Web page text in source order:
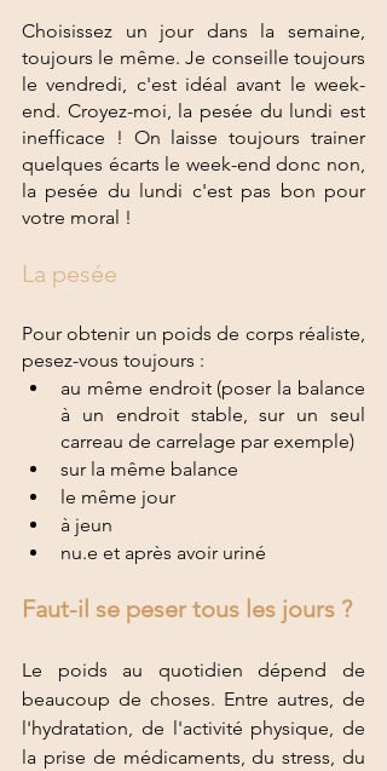
Choisissez un jour dans la semaine,
toujours le même. Je conseille toujours
le vendredi, c'est idéal avant le week-
end. Croyez-moi, la pesée du lundi est
inefficace ! On laisse toujours trainer
quelques écarts le week-end donc non,
la pesée du lundi c'est pas bon pour
votre moral !
La pesée
Pour obtenir un poids de corps réaliste,
pesez-vous toujours :
au même endroit (poser la balance
à un endroit stable, sur un seul
carreau de carrelage par exemple)
sur la même balance
le même jour
à jeun
nu.e et après avoir uriné
Faut-il se peser tous les jours ?
Le poids au quotidien dépend de
beaucoup de choses. Entre autres, de
l'hydratation, de l'activité physique, de
la prise de médicaments, du stress, du